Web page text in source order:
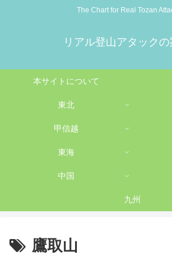
The Chart for Real Tozan
リアル登山アタックの
本サイトについて
東北
甲信越
東海
中国
九州
鷹取山